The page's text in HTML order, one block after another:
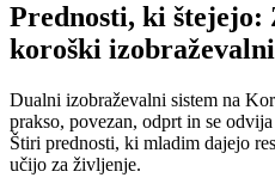
Prednosti, ki štejejo:
koroški izobraževalni
Dualni izobraževalni sistem na
prakso, povezan, odprt in se
Štiri prednosti, ki mladim dajejo
učijo za življenje.